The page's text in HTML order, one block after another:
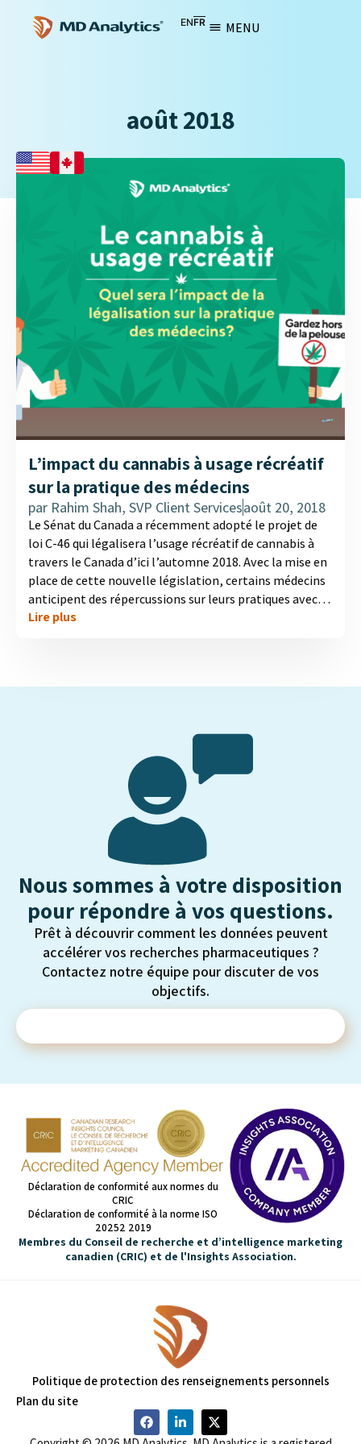
ENFR MENU
août 2018
L’impact du cannabis à usage récréatif
sur la pratique des médecins
par Rahim Shah, SVP Client Servicesaoût 20, 2018
Le Sénat du Canada a récemment adopté le projet de
loi C-46 qui légalisera l’usage récréatif de cannabis à
travers le Canada d’ici l’automne 2018. Avec la mise en
place de cette nouvelle législation, certains médecins
anticipent des répercussions sur leurs pratiques avec
des patients choisissant le cannabis à usage récréatif
visites de patients liées à la dépendance et des
Lire plus
Nous sommes à votre disposition
pour répondre à vos questions.
Prêt à découvrir comment les données peuvent
accélérer vos recherches pharmaceutiques ?
Contactez notre équipe pour discuter de vos
objectifs.
Déclaration de conformité aux normes du
CRIC
Déclaration de conformité à la norme ISO
20252 2019
Membres du Conseil de recherche et d’intelligence marketing
canadien (CRIC) et de l'Insights Association.
Politique de protection des renseignements personnels
Plan du site